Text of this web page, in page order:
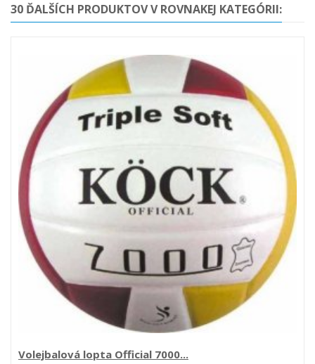
30 ĎALŠÍCH PRODUKTOV V ROVNAKEJ KATEGÓRII:
Volejbalová lopta Official 7000...